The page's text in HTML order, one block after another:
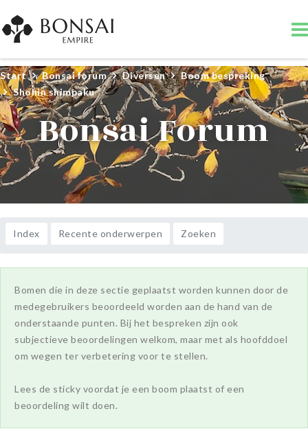
Start Bonsai forum Diversen
Boom bespreking
Shohin shimpaku
Bonsai Forum
Index Recente onderwerpen Zoeken
Bomen die in deze sectie geplaatst worden kunnen door de
medegebruikers beoordeeld worden aan de hand van de
onderstaande punten. Bij het bespreken zijn ook
subjectieve beoordelingen welkom, maar met als hoofddoel
om wegen ter verbetering voor te stellen.
Lees de sticky voordat je een boom plaatst of een
beoordeling wilt doen.